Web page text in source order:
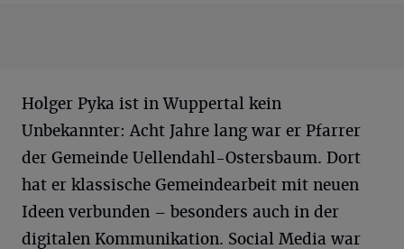
Holger Pyka ist in Wuppertal kein
Unbekannter: Acht Jahre lang war er Pfarrer
der Gemeinde Uellendahl-Ostersbaum. Dort
hat er klassische Gemeindearbeit mit neuen
Ideen verbunden – besonders auch in der
digitalen Kommunikation. Social Media war